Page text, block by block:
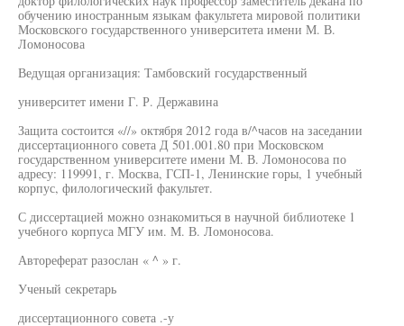
обучению иностранным языкам факультета мировой политики
Московского государственного университета имени М. В.
Ломоносова
Ведущая организация: Тамбовский государственный
университет имени Г. Р. Державина
Защита состоится «//» октября 2012 года в/^часов на заседании
диссертационного совета Д 501.001.80 при Московском
государственном университете имени М. В. Ломоносова по
адресу: 119991, г. Москва, ГСП-1, Ленинские горы, 1 учебный
корпус, филологический факультет.
С диссертацией можно ознакомиться в научной библиотеке 1
учебного корпуса МГУ им. М. В. Ломоносова.
Автореферат разослан « ^ » г.
Ученый секретарь
диссертационного совета .-у